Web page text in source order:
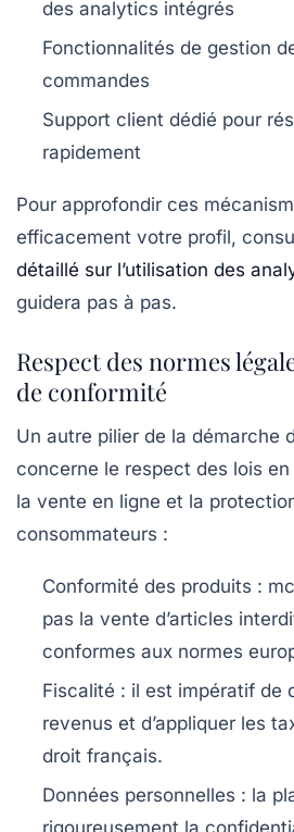
des analytics intégrés
Fonctionnalités de gestion
commandes
Support client dédié pour
rapidement
Pour approfondir ces
efficacement votre profil,
détaillé sur l’utilisation des
guidera pas à pas.
Respect des normes
de conformité
Un autre pilier de la démarche
concerne le respect des lois
la vente en ligne et la
consommateurs :
Conformité des produits :
pas la vente d’articles
conformes aux normes
Fiscalité : il est impératif de
revenus et d’appliquer les
droit français.
Données personnelles : la
rigoureusement la